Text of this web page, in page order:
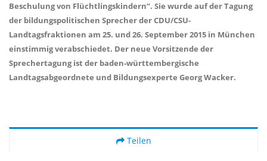
Beschulung von Flüchtlingskindern“. Sie wurde auf der Tagung
der bildungspolitischen Sprecher der CDU/CSU-
Landtagsfraktionen am 25. und 26. September 2015 in München
einstimmig verabschiedet. Der neue Vorsitzende der
Sprechertagung ist der baden-württembergische
Landtagsabgeordnete und Bildungsexperte Georg Wacker.
Teilen